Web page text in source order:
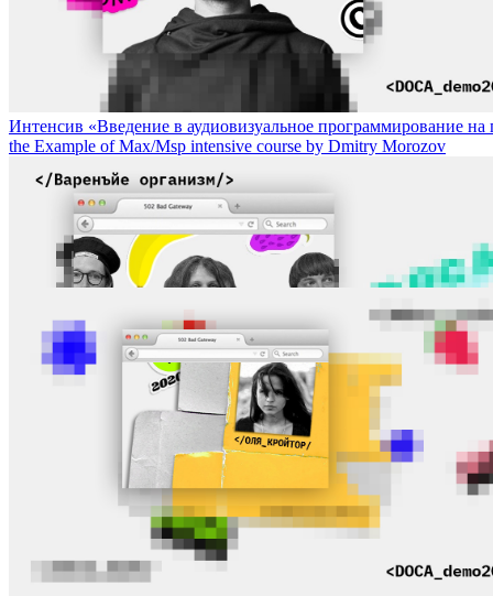
Интенсив «Введение в аудиовизуальное программирование
the Example of Max/Msp intensive course by Dmitry Morozov
Интенсив «Игра в звуки» от группы художников «Варенъйе